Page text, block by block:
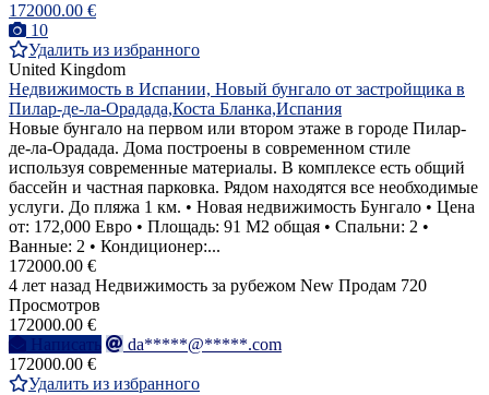
172000.00 €
10
Удалить из избранного
United Kingdom
Недвижимость в Испании, Новый бунгало от застройщика в
Пилар-де-ла-Орадада,Коста Бланка,Испания
Новые бунгало на первом или втором этаже в городе Пилар-
де-ла-Орадада. Дома построены в современном стиле
используя современные материалы. В комплексе есть общий
бассейн и частная парковка. Рядом находятся все необходимые
услуги. До пляжа 1 км. • Новая недвижимость Бунгало • Цена
от: 172,000 Евро • Площадь: 91 M2 общая • Спальни: 2 •
Ванные: 2 • Кондиционер:...
172000.00 €
4 лет назад Недвижимость за рубежом New Продам 720
Просмотров
172000.00 €
Написать
da*****@*****.com
172000.00 €
Удалить из избранного